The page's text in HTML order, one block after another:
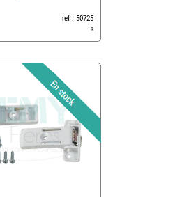
ref : 50725
3